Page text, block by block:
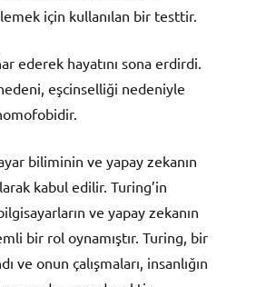
için kullanılan bir testtir.
ederek hayatını sona erdirdi.
eşcinselliği nedeniyle
biliminin ve yapay zekanın
kabul edilir. Turing’in
ve yapay zekanın
bir rol oynamıştır. Turing, bir
ve onun çalışmaları, insanlığın